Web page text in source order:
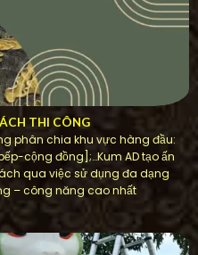
THI CÔNG
phân chia khu vực hàng đầu:
cộng đồng];…Kum AD tạo ấn
qua việc sử dụng đa dạng
– công năng cao nhất